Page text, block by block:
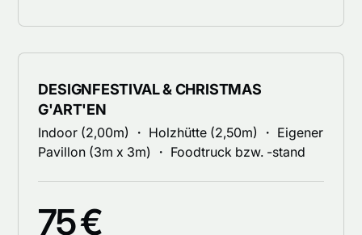
DESIGNFESTIVAL & CHRISTMAS
G'ART'EN
Indoor (2,00m) ・ Holzhütte (2,50m) ・ Eigener
Pavillon (3m x 3m) ・ Foodtruck bzw. -stand
75 €